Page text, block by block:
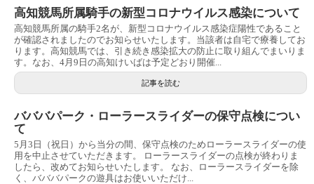
高知競馬所属騎手の新型コロナウイルス感染について
高知競馬所属の騎手2名が、新型コロナウイルス感染症陽性であること
が確認されましたのでお知らせいたします。当該者は自宅で療養してお
ります。高知競馬では、引き続き感染拡大の防止に取り組んでまいりま
す。なお、4月9日の高知けいばは予定どおり開催...
記事を読む
バババパーク・ローラースライダーの保守点検につい
て
5月3日（祝日）から当分の間、保守点検のためローラースライダーの使
用を中止させていただきます。 ローラースライダーの点検が終わりま
したら、改めてお知らせいたします。 なお、ローラースライダーを除
く、バババパークの遊具はお使いいただけ...